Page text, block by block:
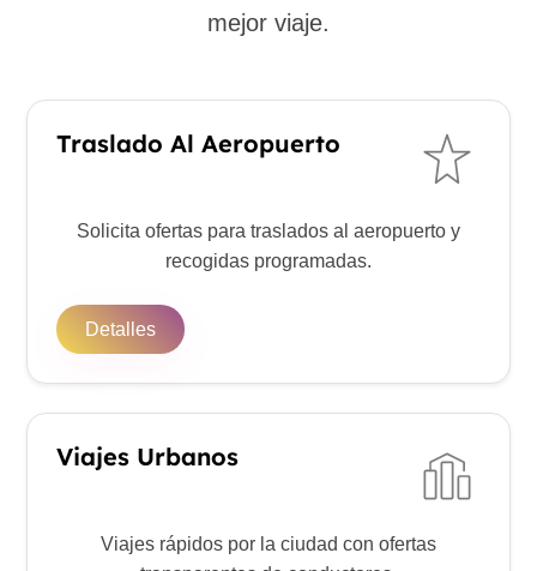
mejor viaje.
Traslado Al Aeropuerto
Solicita ofertas para traslados al aeropuerto y
recogidas programadas.
Detalles
Viajes Urbanos
Viajes rápidos por la ciudad con ofertas